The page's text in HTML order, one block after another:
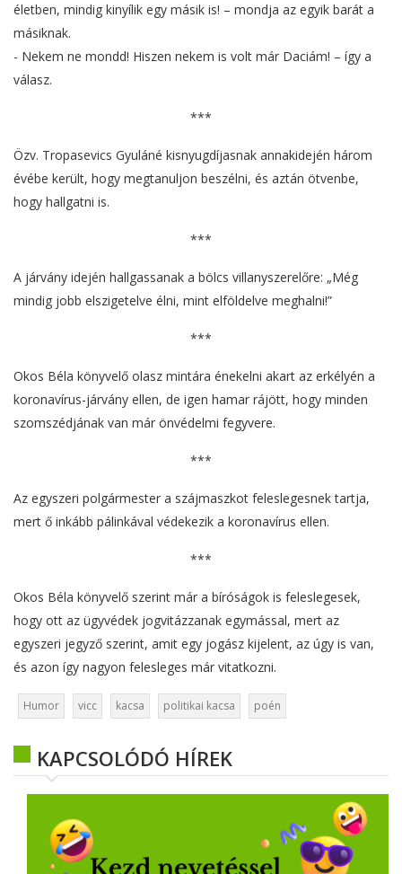
életben, mindig kinyílik egy másik is! – mondja az egyik barát a
másiknak.
- Nekem ne mondd! Hiszen nekem is volt már Daciám! – így a
válasz.
***
Özv. Tropasevics Gyuláné kisnyugdíjasnak annakidején három
évébe került, hogy megtanuljon beszélni, és aztán ötvenbe,
hogy hallgatni is.
***
A járvány idején hallgassanak a bölcs villanyszerelőre: „Még
mindig jobb elszigetelve élni, mint elföldelve meghalni!”
***
Okos Béla könyvelő olasz mintára énekelni akart az erkélyén a
koronavírus-járvány ellen, de igen hamar rájött, hogy minden
szomszédjának van már önvédelmi fegyvere.
***
Az egyszeri polgármester a szájmaszkot feleslegesnek tartja,
mert ő inkább pálinkával védekezik a koronavírus ellen.
***
Okos Béla könyvelő szerint már a bíróságok is feleslegesek,
hogy ott az ügyvédek jogvitázzanak egymással, mert az
egyszeri jegyző szerint, amit egy jogász kijelent, az úgy is van,
és azon így nagyon felesleges már vitatkozni.
Humor vicc kacsa politikai kacsa poén
KAPCSOLÓDÓ HÍREK